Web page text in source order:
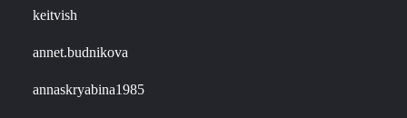
keitvish
annet.budnikova
annaskryabina1985